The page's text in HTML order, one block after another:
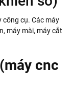
công cụ. Các máy
máy mài, máy cắt
cnc